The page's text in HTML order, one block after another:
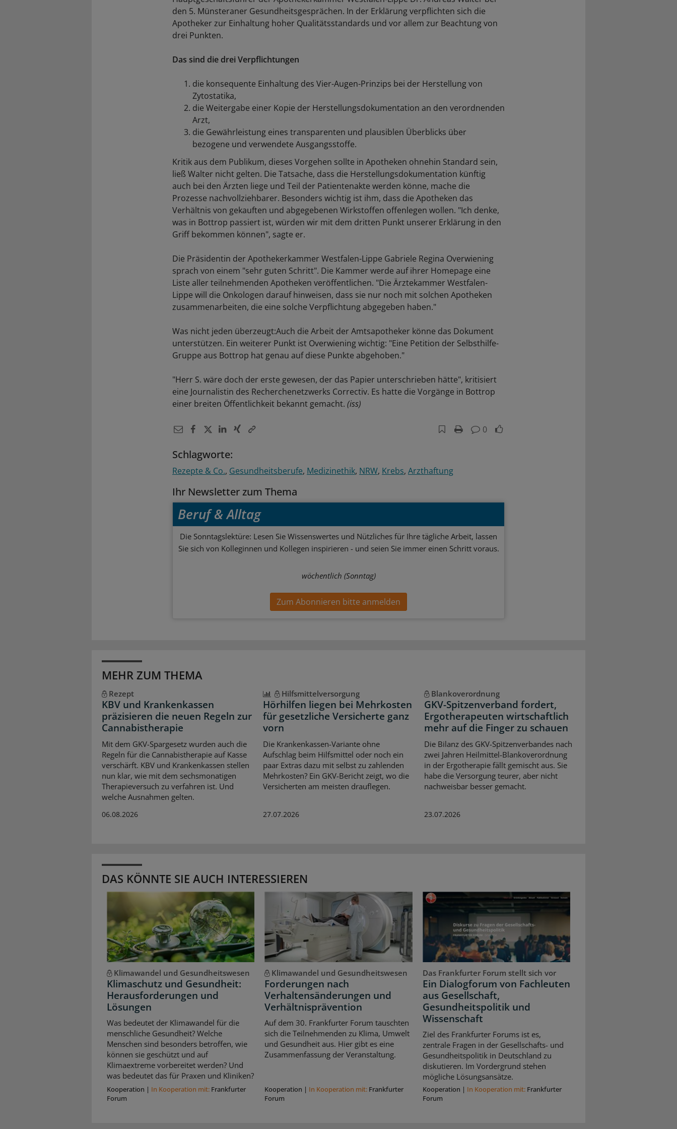
den 5. Münsteraner Gesundheitsgesprächen. In der Erklärung verpflichten sich die
Apotheker zur Einhaltung hoher Qualitätsstandards und vor allem zur Beachtung von
drei Punkten.
Das sind die drei Verpflichtungen
die konsequente Einhaltung des Vier-Augen-Prinzips bei der Herstellung von
Zytostatika,
die Weitergabe einer Kopie der Herstellungsdokumentation an den verordnenden
Arzt,
die Gewährleistung eines transparenten und plausiblen Überblicks über
bezogene und verwendete Ausgangsstoffe.
Kritik aus dem Publikum, dieses Vorgehen sollte in Apotheken ohnehin Standard sein,
ließ Walter nicht gelten. Die Tatsache, dass die Herstellungsdokumentation künftig
auch bei den Ärzten liege und Teil der Patientenakte werden könne, mache die
Prozesse nachvollziehbarer. Besonders wichtig ist ihm, dass die Apotheken das
Verhältnis von gekauften und abgegebenen Wirkstoffen offenlegen wollen. "Ich denke,
was in Bottrop passiert ist, würden wir mit dem dritten Punkt unserer Erklärung in den
Griff bekommen können", sagte er.
Die Präsidentin der Apothekerkammer Westfalen-Lippe Gabriele Regina Overwiening
sprach von einem "sehr guten Schritt". Die Kammer werde auf ihrer Homepage eine
Liste aller teilnehmenden Apotheken veröffentlichen. "Die Ärztekammer Westfalen-
Lippe will die Onkologen darauf hinweisen, dass sie nur noch mit solchen Apotheken
zusammenarbeiten, die eine solche Verpflichtung abgegeben haben."
Was nicht jeden überzeugt:Auch die Arbeit der Amtsapotheker könne das Dokument
unterstützen. Ein weiterer Punkt ist Overwiening wichtig: "Eine Petition der Selbsthilfe-
Gruppe aus Bottrop hat genau auf diese Punkte abgehoben."
"Herr S. wäre doch der erste gewesen, der das Papier unterschrieben hätte", kritisiert
eine Journalistin des Recherchenetzwerks Correctiv. Es hatte die Vorgänge in Bottrop
einer breiten Öffentlichkeit bekannt gemacht. (iss)
0
Schlagworte:
Rezepte & Co. Gesundheitsberufe Medizinethik NRW Krebs Arzthaftung
Ihr Newsletter zum Thema
Beruf & Alltag
Die Sonntagslektüre: Lesen Sie Wissenswertes und Nützliches für Ihre tägliche Arbeit, lassen
Sie sich von Kolleginnen und Kollegen inspirieren - und seien Sie immer einen Schritt voraus.
wöchentlich (Sonntag)
Zum Abonnieren bitte anmelden
MEHR ZUM THEMA
Rezept
KBV und Krankenkassen
präzisieren die neuen Regeln zur
Cannabistherapie
Mit dem GKV-Spargesetz wurden auch die
Regeln für die Cannabistherapie auf Kasse
verschärft. KBV und Krankenkassen stellen
nun klar, wie mit dem sechsmonatigen
Therapieversuch zu verfahren ist. Und
welche Ausnahmen gelten.
06.08.2026
Hilfsmittelversorgung
Hörhilfen liegen bei Mehrkosten
für gesetzliche Versicherte ganz
vorn
Die Krankenkassen-Variante ohne
Aufschlag beim Hilfsmittel oder noch ein
paar Extras dazu mit selbst zu zahlenden
Mehrkosten? Ein GKV-Bericht zeigt, wo die
Versicherten am meisten drauflegen.
27.07.2026
Blankoverordnung
GKV-Spitzenverband fordert,
Ergotherapeuten wirtschaftlich
mehr auf die Finger zu schauen
Die Bilanz des GKV-Spitzenverbandes nach
zwei Jahren Heilmittel-Blankoverordnung
in der Ergotherapie fällt gemischt aus. Sie
habe die Versorgung teurer, aber nicht
nachweisbar besser gemacht.
23.07.2026
DAS KÖNNTE SIE AUCH INTERESSIEREN
Klimawandel und Gesundheitswesen
Klimaschutz und Gesundheit:
Herausforderungen und
Lösungen
Was bedeutet der Klimawandel für die
menschliche Gesundheit? Welche
Menschen sind besonders betroffen, wie
können sie geschützt und auf
Klimaextreme vorbereitet werden? Und
was bedeutet das für Praxen und Kliniken?
Kooperation | In Kooperation mit: Frankfurter
Forum
Klimawandel und Gesundheitswesen
Forderungen nach
Verhaltensänderungen und
Verhältnisprävention
Auf dem 30. Frankfurter Forum tauschten
sich die Teilnehmenden zu Klima, Umwelt
und Gesundheit aus. Hier gibt es eine
Zusammenfassung der Veranstaltung.
Kooperation | In Kooperation mit: Frankfurter
Forum
Das Frankfurter Forum stellt sich vor
Ein Dialogforum von Fachleuten
aus Gesellschaft,
Gesundheitspolitik und
Wissenschaft
Ziel des Frankfurter Forums ist es,
zentrale Fragen in der Gesellschafts- und
Gesundheitspolitik in Deutschland zu
diskutieren. Im Vordergrund stehen
mögliche Lösungsansätze.
Kooperation | In Kooperation mit: Frankfurter
Forum